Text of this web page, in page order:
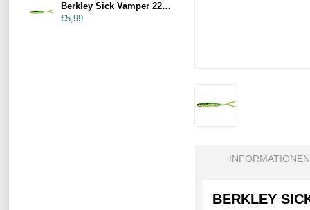
INFORMATIONEN
BERKLEY
Berkley Sick Vamper 22cm Hot Firetiger
€5,99